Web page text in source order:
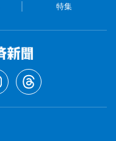
特集